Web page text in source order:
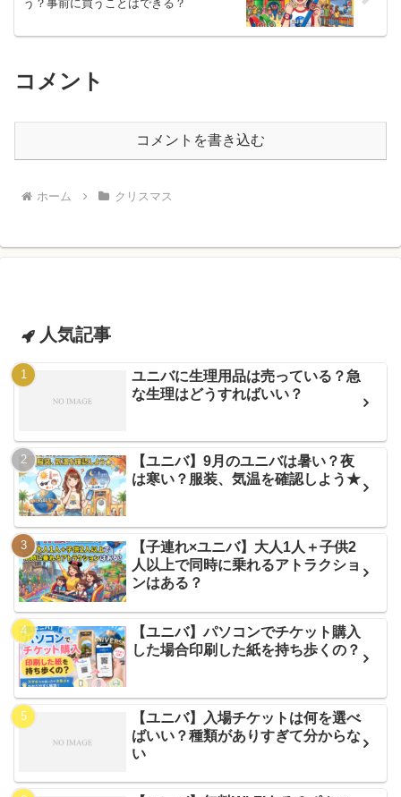
う？事前に買うことはできる？
コメント
コメントを書き込む
ホーム クリスマス
人気記事
ユニバに生理用品は売っている？急
な生理はどうすればいい？
【ユニバ】9月のユニバは暑い？夜
は寒い？服装、気温を確認しよう★
【子連れ×ユニバ】大人1人＋子供2
人以上で同時に乗れるアトラクショ
ンはある？
【ユニバ】パソコンでチケット購入
した場合印刷した紙を持ち歩くの？
【ユニバ】入場チケットは何を選べ
ばいい？種類がありすぎて分からな
い